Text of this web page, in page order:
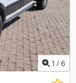
1 / 6